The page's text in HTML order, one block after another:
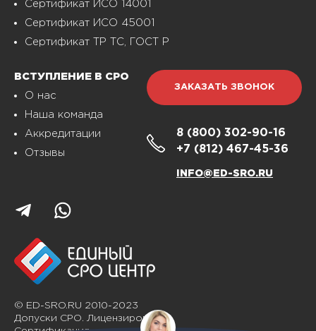
Сертификат ИСО 14001
Сертификат ИСО 45001
Сертификат ТР ТС, ГОСТ Р
ВСТУПЛЕНИЕ В СРО
О нас
Наша команда
Аккредитации
Отзывы
ЗАКАЗАТЬ ЗВОНОК
8 (800) 302-90-16
+7 (812) 467-45-36
INFO@ED-SRO.RU
© ED-SRO.RU 2010-2023
Допуски СРО. Лицензирование.